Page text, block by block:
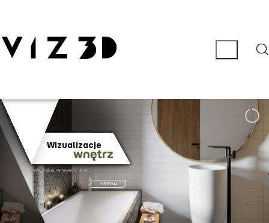
Profesjonalizm, terminowość i jakość.
wnętrz
Wizualizacje
PORTFOLIO